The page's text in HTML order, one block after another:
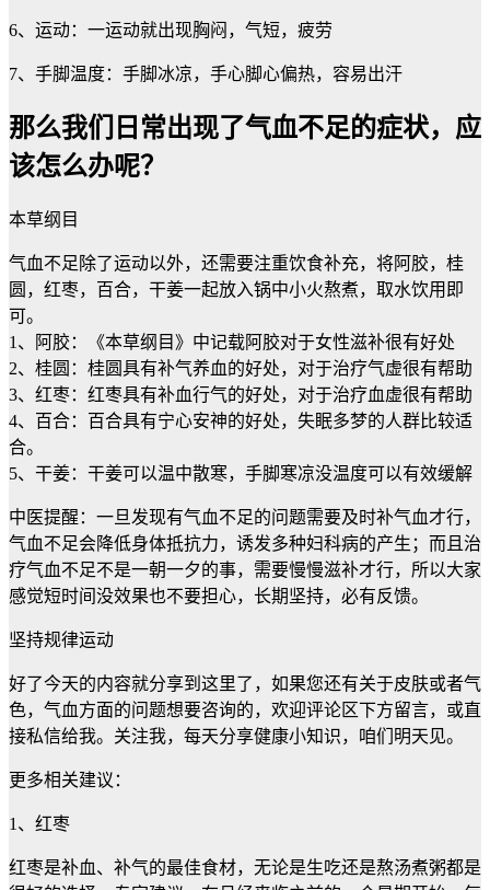
6、运动：一运动就出现胸闷，气短，疲劳
7、手脚温度：手脚冰凉，手心脚心偏热，容易出汗
那么我们日常出现了气血不足的症状，应
该怎么办呢？
本草纲目
气血不足除了运动以外，还需要注重饮食补充，将阿胶，桂
圆，红枣，百合，干姜一起放入锅中小火熬煮，取水饮用即
可。
1、阿胶：《本草纲目》中记载阿胶对于女性滋补很有好处
2、桂圆：桂圆具有补气养血的好处，对于治疗气虚很有帮助
3、红枣：红枣具有补血行气的好处，对于治疗血虚很有帮助
4、百合：百合具有宁心安神的好处，失眠多梦的人群比较适
合。
5、干姜：干姜可以温中散寒，手脚寒凉没温度可以有效缓解
中医提醒：一旦发现有气血不足的问题需要及时补气血才行，
气血不足会降低身体抵抗力，诱发多种妇科病的产生；而且治
疗气血不足不是一朝一夕的事，需要慢慢滋补才行，所以大家
感觉短时间没效果也不要担心，长期坚持，必有反馈。
坚持规律运动
好了今天的内容就分享到这里了，如果您还有关于皮肤或者气
色，气血方面的问题想要咨询的，欢迎评论区下方留言，或直
接私信给我。关注我，每天分享健康小知识，咱们明天见。
更多相关建议：
1、红枣
红枣是补血、补气的最佳食材，无论是生吃还是熬汤煮粥都是